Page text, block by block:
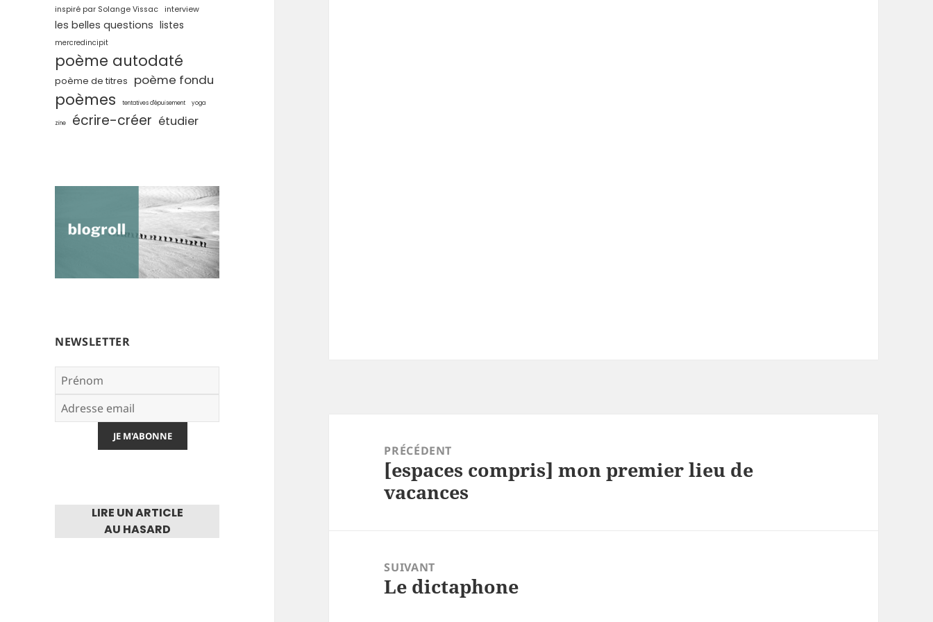
inspiré par Solange Vissac
interview
les belles questions listes
mercredincipit
poème autodaté
poème de titres poème fondu
poèmes tentatives d'épuisement yoga
zine écrire-créer étudier
NEWSLETTER
LIRE UN ARTICLE
AU HASARD
PRÉCÉDENT
Article
précédent :
[espaces compris] mon premier lieu de
vacances
SUIVANT
Article
Le dictaphone